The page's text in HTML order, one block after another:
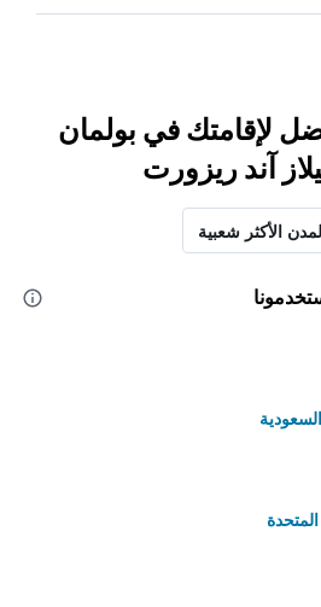
لإقامتك في بولمان
آند ريزورت
الأكثر شعبية